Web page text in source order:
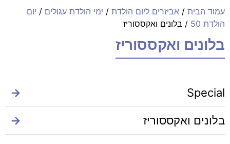
עמוד הבית / אביזרים ליום הולדת / ימי הולדת עגולים / יום
הולדת 50
/ בלונים ואקססוריז
בלונים ואקססוריז
Special
→
בלונים ואקססוריז →